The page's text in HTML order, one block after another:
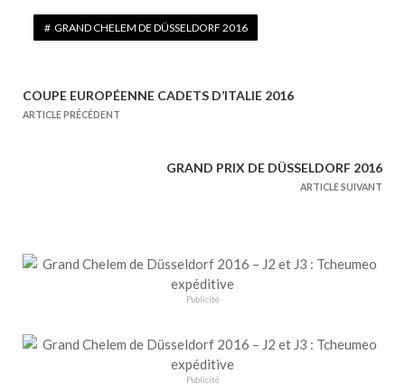
GRAND CHELEM DE DÜSSELDORF 2016
N
t
i
d
COUPE EUROPÉENNE CADETS D’ITALIE 2016
ARTICLE PRÉCÉDENT
GRAND PRIX DE DÜSSELDORF 2016
ARTICLE SUIVANT
Publicité
Publicité